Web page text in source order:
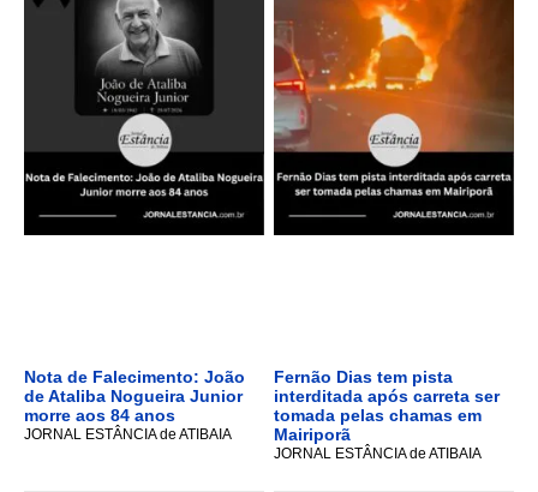
Nota de Falecimento: João
de Ataliba Nogueira Junior
morre aos 84 anos
JORNAL ESTÂNCIA de ATIBAIA
Fernão Dias tem pista
interditada após carreta ser
tomada pelas chamas em
Mairiporã
JORNAL ESTÂNCIA de ATIBAIA